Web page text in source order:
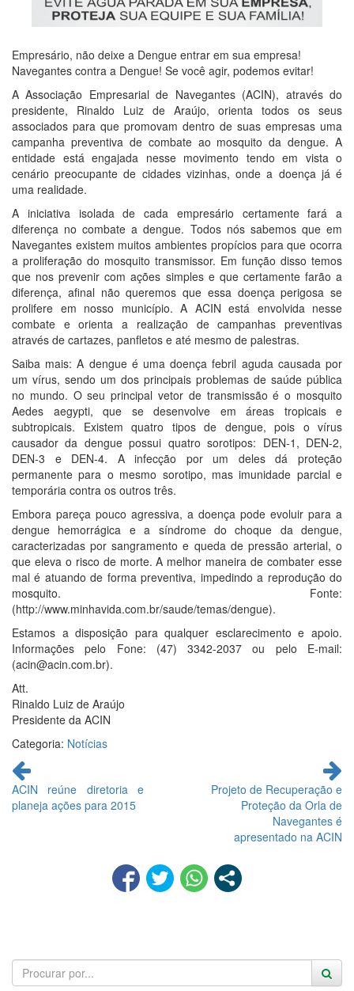
Empresário, não deixe a Dengue entrar em sua empresa!
Navegantes contra a Dengue! Se você agir, podemos evitar!
A Associação Empresarial de Navegantes (ACIN), através do
presidente, Rinaldo Luiz de Araújo, orienta todos os seus
associados para que promovam dentro de suas empresas uma
campanha preventiva de combate ao mosquito da dengue. A
entidade está engajada nesse movimento tendo em vista o
cenário preocupante de cidades vizinhas, onde a doença já é
uma realidade.
A iniciativa isolada de cada empresário certamente fará a
diferença no combate a dengue. Todos nós sabemos que em
Navegantes existem muitos ambientes propícios para que ocorra
a proliferação do mosquito transmissor. Em função disso temos
que nos prevenir com ações simples e que certamente farão a
diferença, afinal não queremos que essa doença perigosa se
prolifere em nosso município. A ACIN está envolvida nesse
combate e orienta a realização de campanhas preventivas
através de cartazes, panfletos e até mesmo de palestras.
Saiba mais: A dengue é uma doença febril aguda causada por
um vírus, sendo um dos principais problemas de saúde pública
no mundo. O seu principal vetor de transmissão é o mosquito
Aedes aegypti, que se desenvolve em áreas tropicais e
subtropicais. Existem quatro tipos de dengue, pois o vírus
causador da dengue possui quatro sorotipos: DEN-1, DEN-2,
DEN-3 e DEN-4. A infecção por um deles dá proteção
permanente para o mesmo sorotipo, mas imunidade parcial e
temporária contra os outros três.
Embora pareça pouco agressiva, a doença pode evoluir para a
dengue hemorrágica e a síndrome do choque da dengue,
caracterizadas por sangramento e queda de pressão arterial, o
que eleva o risco de morte. A melhor maneira de combater esse
mal é atuando de forma preventiva, impedindo a reprodução do
mosquito. Fonte:
(http://www.minhavida.com.br/saude/temas/dengue).
Estamos a disposição para qualquer esclarecimento e apoio.
Informações pelo Fone: (47) 3342-2037 ou pelo E-mail:
(acin@acin.com.br).
Att.
Rinaldo Luiz de Araújo
Presidente da ACIN
Categoria: Notícias
Continue
lendo
ACIN reúne diretoria e
planeja ações para 2015
Projeto de Recuperação e
Proteção da Orla de
Navegantes é
apresentado na ACIN